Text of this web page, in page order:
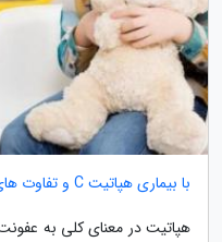
با بیماری هپاتیت C و تفاوت های آن با انواع دیگر هپاتیت آشنا شوید
هپاتیت در معنای کلی به